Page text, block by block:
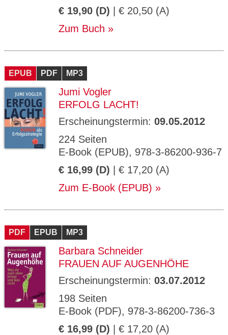
€ 19,90 (D) | € 20,50 (A)
Zum Buch
EPUB PDF MP3
Jumi Vogler
ERFOLG LACHT!
Erscheinungstermin: 09.05.2012
224 Seiten
E-Book (EPUB), 978-3-86200-936-7
€ 16,99 (D) | € 17,20 (A)
Zum E-Book (EPUB)
PDF EPUB MP3
Barbara Schneider
FRAUEN AUF AUGENHÖHE
Erscheinungstermin: 03.07.2012
198 Seiten
E-Book (PDF), 978-3-86200-736-3
€ 16,99 (D) | € 17,20 (A)